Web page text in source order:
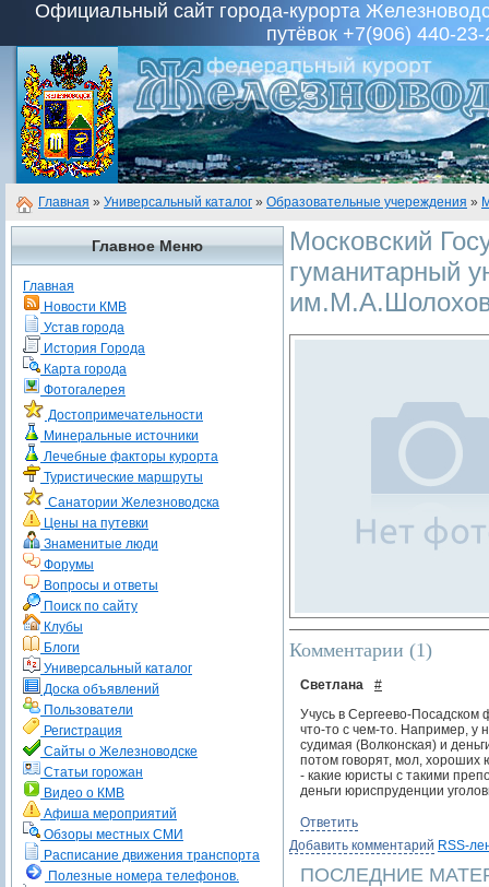
Официальный сайт города-курорта
путёвок +7(906) 440-23-
Главная » Универсальный каталог » Образовательные учереждения »
Главное Меню
Главная
Новости КМВ
Устав города
История Города
Карта города
Фотогалерея
Достопримечательности
Минеральные источники
Лечебные факторы курорта
Туристические маршруты
Санатории Железноводска
Цены на путевки
Знаменитые люди
Форумы
Вопросы и ответы
Поиск по сайту
Клубы
Блоги
Универсальный каталог
Доска объявлений
Пользователи
Регистрация
Сайты о Железноводске
Статьи горожан
Видео о КМВ
Афиша мероприятий
Обзоры местных СМИ
Расписание движения транспорта
Полезные номера телефонов.
Московский
гуманитарный
Комментарии (1)
Светлана
#
Учусь в Сергеево-
что-то с чем-то. Например, у
судимая (Волконская) и
потом говорят, мол, хороших
- какие юристы с такими
деньги юриспруденции
Ответить
Добавить комментарий RSS-
ПОСЛЕДНИЕ